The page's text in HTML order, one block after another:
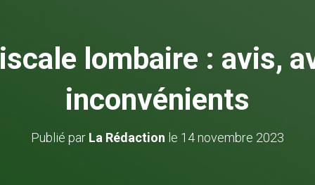
lombaire : avis,
inconvénients
Publié par La Rédaction le 14 novembre 2023